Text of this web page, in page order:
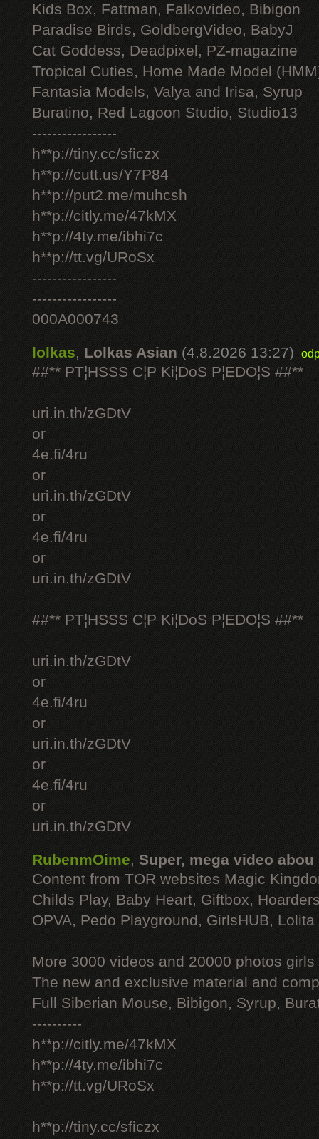
Kids Box, Fattman, Falkovideo, Bibigon
Paradise Birds, GoldbergVideo, BabyJ
Cat Goddess, Deadpixel, PZ-magazine
Tropical Cuties, Home Made Model
Fantasia Models, Valya and Irisa, Syrup
Buratino, Red Lagoon Studio, Studio13
-----------------
h**p://tiny.cc/sficzx
h**p://cutt.us/Y7P84
h**p://put2.me/muhcsh
h**p://citly.me/47kMX
h**p://4ty.me/ibhi7c
h**p://tt.vg/URoSx
-----------------
-----------------
000A000743
lolkas, Lolkas Asian (4.8.2026 13:27)
##** PT¦HSSS C¦P Ki¦DoS P¦EDO¦S ##**
uri.in.th/zGDtV
or
4e.fi/4ru
or
uri.in.th/zGDtV
or
4e.fi/4ru
or
uri.in.th/zGDtV
##** PT¦HSSS C¦P Ki¦DoS P¦EDO¦S ##**
uri.in.th/zGDtV
or
4e.fi/4ru
or
uri.in.th/zGDtV
or
4e.fi/4ru
or
uri.in.th/zGDtV
RubenmOime, Super, mega video abou
Content from TOR websites Magic
Childs Play, Baby Heart, Giftbox,
OPVA, Pedo Playground, GirlsHUB, Lolita
More 3000 videos and 20000 photos
The new and exclusive material and
Full Siberian Mouse, Bibigon, Syrup,
----------
h**p://citly.me/47kMX
h**p://4ty.me/ibhi7c
h**p://tt.vg/URoSx
h**p://tiny.cc/sficzx